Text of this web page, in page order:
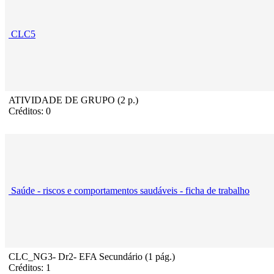
CLC5
ATIVIDADE DE GRUPO (2 p.)
Créditos: 0
Saúde - riscos e comportamentos saudáveis - ficha de trabalho
CLC_NG3- Dr2- EFA Secundário (1 pág.)
Créditos: 1